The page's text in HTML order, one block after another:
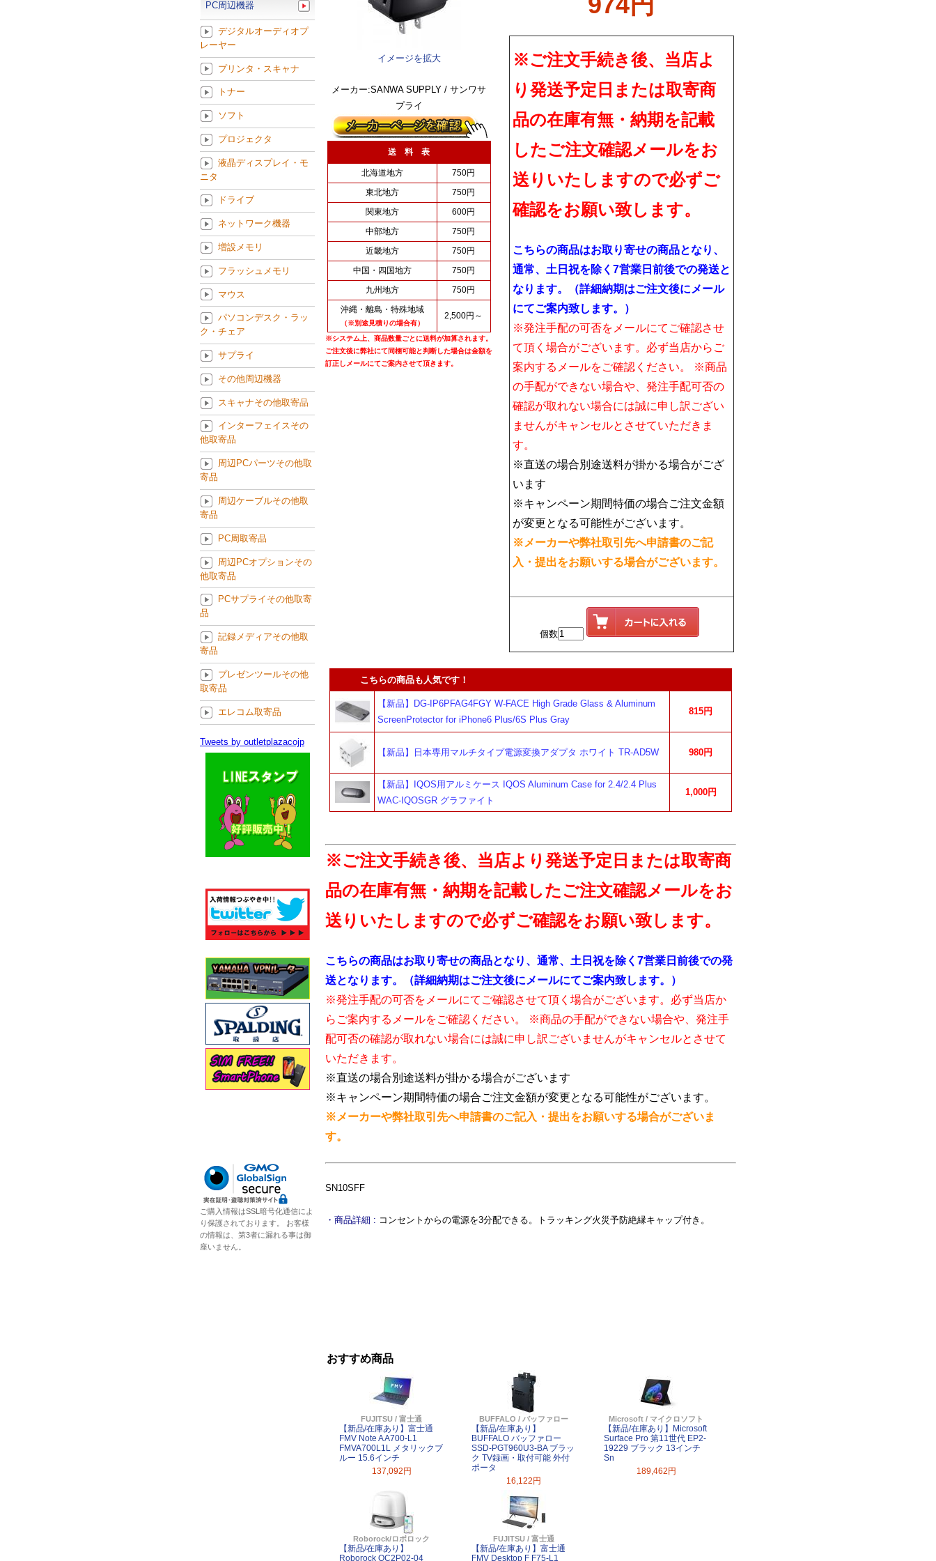
イメージを拡大
メーカー:SANWA SUPPLY / サンワサ
プライ
送 料 表
北海道地方
750円
東北地方
750円
関東地方
600円
中部地方
750円
近畿地方
750円
中国・四国地方
750円
九州地方
750円
沖縄・離島・特殊地域
（※別途見積りの場合有）
2,500円～
※システム上、商品数量ごとに送料が加算されます。
ご注文後に弊社にて同梱可能と判断した場合は金額を
訂正しメールにてご案内させて頂きます。
※ご注文手続き後、当店よ
り発送予定日または取寄商
品の在庫有無・納期を記載
したご注文確認メールをお
送りいたしますので必ずご
確認をお願い致します。
こちらの商品はお取り寄せの商品となり、
通常、土日祝を除く7営業日前後での発送と
なります。（詳細納期はご注文後にメール
にてご案内致します。）
※発注手配の可否をメールにてご確認させ
て頂く場合がございます。必ず当店からご
案内するメールをご確認ください。 ※商品
の手配ができない場合や、発注手配可否の
確認が取れない場合には誠に申し訳ござい
ませんがキャンセルとさせていただきま
す。
※直送の場合別途送料が掛かる場合がござ
います
※キャンペーン期間特価の場合ご注文金額
が変更となる可能性がございます。
※メーカーや弊社取引先へ申請書のご記
入・提出をお願いする場合がございます。
個数
こちらの商品も人気です！
【新品】DG-IP6PFAG4FGY W-FACE High Grade Glass & Aluminum
ScreenProtector for iPhone6 Plus/6S Plus Gray
815円
【新品】日本専用マルチタイプ電源変換アダプタ ホワイト TR-AD5W 980円
【新品】IQOS用アルミケース IQOS Aluminum Case for 2.4/2.4 Plus
WAC-IQOSGR グラファイト
1,000円
※ご注文手続き後、当店より発送予定日または取寄商
品の在庫有無・納期を記載したご注文確認メールをお
送りいたしますので必ずご確認をお願い致します。
こちらの商品はお取り寄せの商品となり、通常、土日祝を除く7営業日前後での発
送となります。（詳細納期はご注文後にメールにてご案内致します。）
※発注手配の可否をメールにてご確認させて頂く場合がございます。必ず当店か
らご案内するメールをご確認ください。 ※商品の手配ができない場合や、発注手
配可否の確認が取れない場合には誠に申し訳ございませんがキャンセルとさせて
いただきます。
※直送の場合別途送料が掛かる場合がございます
※キャンペーン期間特価の場合ご注文金額が変更となる可能性がございます。
※メーカーや弊社取引先へ申請書のご記入・提出をお願いする場合がございま
す。
SN10SFF
・商品詳細 : コンセントからの電源を3分配できる。トラッキング火災予防絶縁キャップ付き。
おすすめ商品
FUJITSU / 富士通
【新品/在庫あり】富士通
FMV Note A A700-L1
FMVA700L1L メタリックブ
ルー 15.6インチ
137,092円
BUFFALO / バッファロー
【新品/在庫あり】
BUFFALO バッファロー
SSD-PGT960U3-BA ブラッ
ク TV録画・取付可能 外付
ポータ
16,122円
Microsoft / マイクロソフト
【新品/在庫あり】Microsoft
Surface Pro 第11世代 EP2-
19229 ブラック 13インチ
Sn
189,462円
Roborock/ロボロック
【新品/在庫あり】
Roborock QC2P02-04
FUJITSU / 富士通
【新品/在庫あり】富士通
FMV Desktop F F75-L1
PC周辺機器
デジタルオーディオプ
レーヤー
プリンタ・スキャナ
トナー
ソフト
プロジェクタ
液晶ディスプレイ・モ
ニタ
ドライブ
ネットワーク機器
増設メモリ
フラッシュメモリ
マウス
パソコンデスク・ラッ
ク・チェア
サプライ
その他周辺機器
スキャナその他取寄品
インターフェイスその
他取寄品
周辺PCパーツその他取
寄品
周辺ケーブルその他取
寄品
PC周取寄品
周辺PCオプションその
他取寄品
PCサプライその他取寄
品
記録メディアその他取
寄品
プレゼンツールその他
取寄品
エレコム取寄品
Tweets by outletplazacojp
ご購入情報はSSL暗号化通信によ
り保護されております。 お客様
の情報は、第3者に漏れる事は御
座いません。